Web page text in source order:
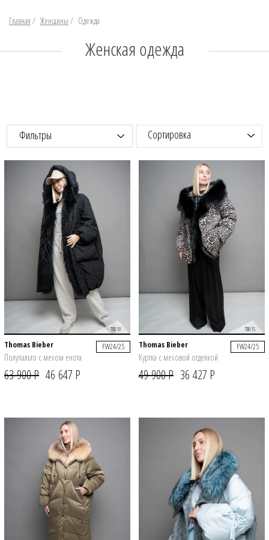
Главная / Женщины / Одежда
Женская одежда
TB010
Thomas Bieber FW24/25
Полупальто с мехом енота
63 900 Р 46 647 Р
TB015
Thomas Bieber FW24/25
Куртка с меховой отделкой
49 900 Р 36 427 Р